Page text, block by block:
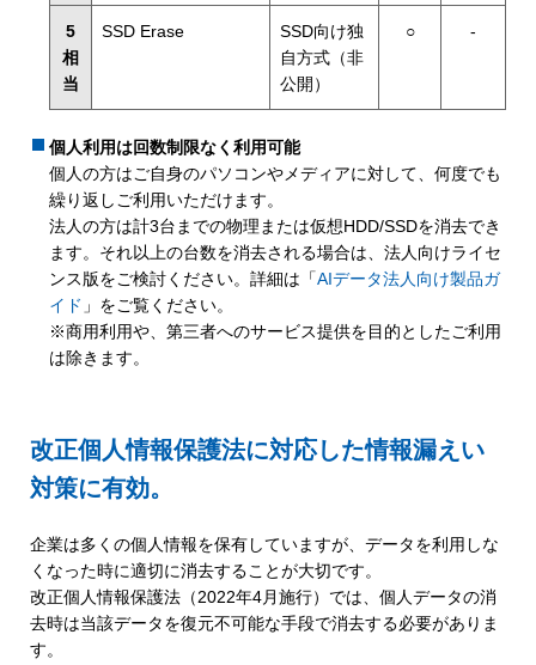
5
相
当
SSD Erase
SSD向け独
自方式（非
公開）
○ -
個人利用は回数制限なく利用可能
個人の方はご自身のパソコンやメディアに対して、何度でも
繰り返しご利用いただけます。
法人の方は計3台までの物理または仮想HDD/SSDを消去でき
ます。それ以上の台数を消去される場合は、法人向けライセ
ンス版をご検討ください。詳細は「AIデータ法人向け製品ガ
イド 」をご覧ください。
※商用利用や、第三者へのサービス提供を目的としたご利用
は除きます。
改正個人情報保護法に対応した情報漏えい
対策に有効。
企業は多くの個人情報を保有していますが、データを利用しな
くなった時に適切に消去することが大切です。
改正個人情報保護法（2022年4月施行）では、個人データの消
去時は当該データを復元不可能な手段で消去する必要がありま
す。